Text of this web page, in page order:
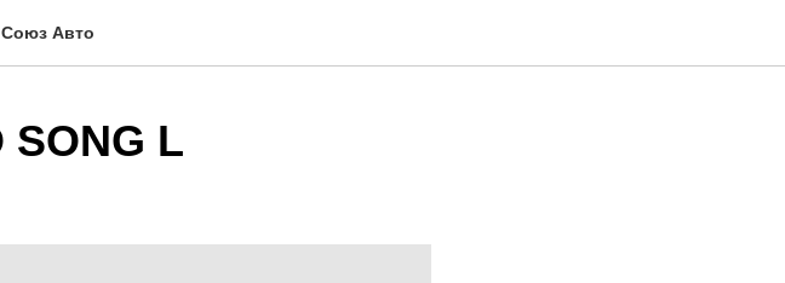
Союз Авто
L